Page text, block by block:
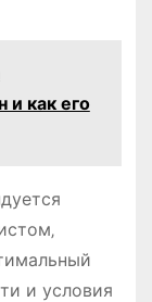
и как его
и условия